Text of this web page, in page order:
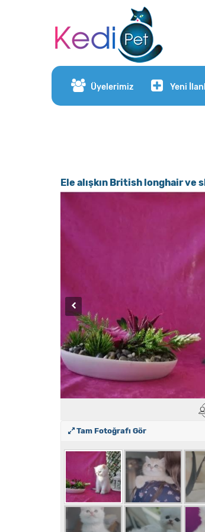
Üyelerimiz Yeni
Ele alışkın British longhair ve
Tam Fotoğrafı Gör